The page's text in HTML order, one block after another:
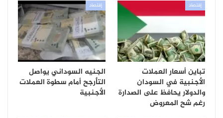
إقتصاد
تباين أسعار العملات
الأجنبية في السودان
والدولار يحافظ على الصدارة
رغم شح المعروض
إقتصاد
الجنيه السوداني يواصل
التأرجح أمام سطوة العملات
الأجنبية